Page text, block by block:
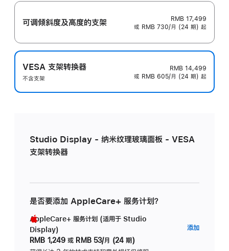
可调倾斜度及高‍度的支‍架
RMB 17,499
或 RMB 730/月 (24 期) 起
VESA 支架转换器
不含支架
RMB 14,499
或 RMB 605/月 (24 期) 起
Studio Display - 纳米纹理玻璃面板 - VESA
支架转换器
是否要添加 AppleCare+ 服务计划？
AppleCare+ 服务计划 (适用于 Studio
Display)
RMB 1,249 或 RMB 53/月 (24 期)
添加